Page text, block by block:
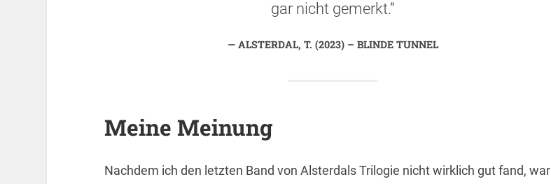
gar nicht gemerkt.“
ALSTERDAL, T. (2023) – BLINDE TUNNEL
Meine Meinung
Nachdem ich den letzten Band von Alsterdals Trilogie nicht wirklich gut fand, war